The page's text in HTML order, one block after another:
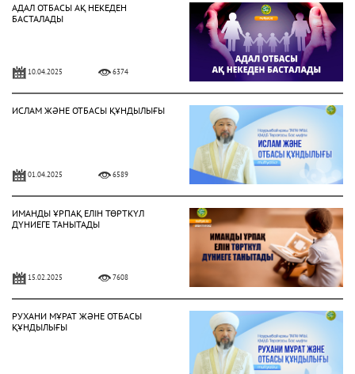
АДАЛ ОТБАСЫ АҚ НЕКЕДЕН
БАСТАЛАДЫ
10.04.2025 6374
ИСЛАМ ЖӘНЕ ОТБАСЫ ҚҰНДЫЛЫҒЫ
01.04.2025 6589
ИМАНДЫ ҰРПАҚ ЕЛІН ТӨРТКҮЛ
ДҮНИЕГЕ ТАНЫТАДЫ
15.02.2025 7608
РУХАНИ МҰРАТ ЖӘНЕ ОТБАСЫ
ҚҰНДЫЛЫҒЫ